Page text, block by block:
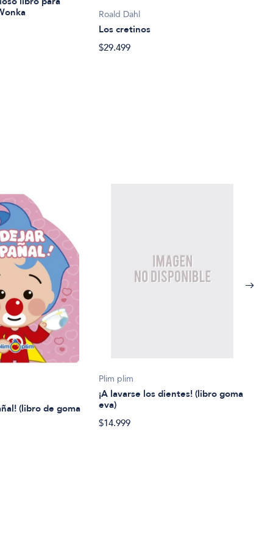
Roald Dahl
Los cretinos
$29.499
(libro de goma
Plim plim
¡A lavarse los dientes! (libro goma
eva)
$14.999